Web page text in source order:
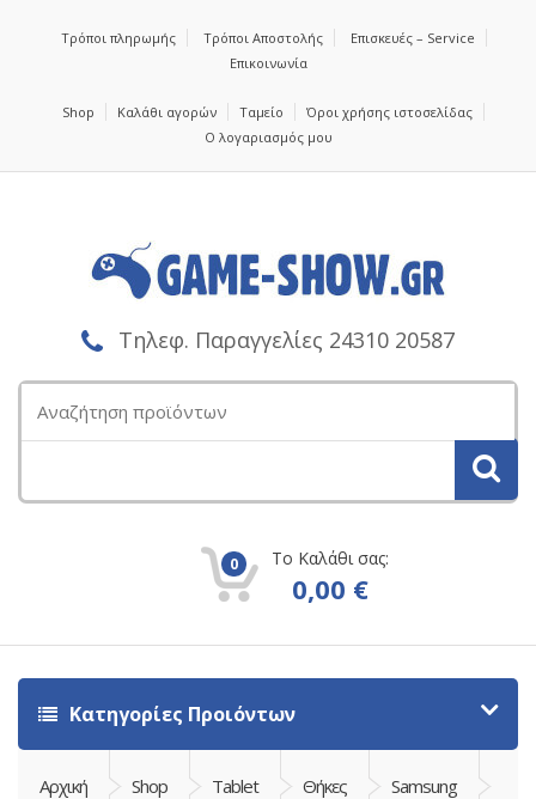
Τρόποι πληρωμής Τρόποι Αποστολής
Επισκευές – Service
Επικοινωνία
Shop Καλάθι αγορών Ταμείο
Όροι χρήσης ιστοσελίδας
Ο λογαριασμός μου
Τηλεφ. Παραγγελίες 24310 20587
για:
0 Το Καλάθι σας:
0,00 €
Κατηγορίες Προιόντων
Αρχική Shop Tablet Θήκες Samsung